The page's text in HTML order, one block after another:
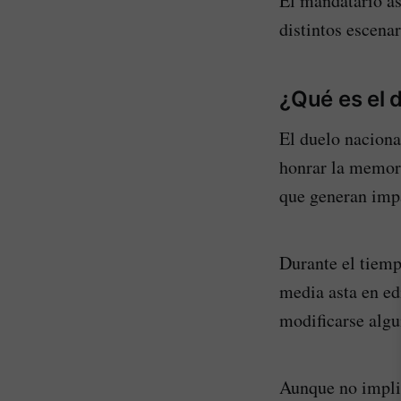
distintos
¿Qué es el
El duelo
honrar la
que generan
Durante el
media asta en
modificarse
Aunque no